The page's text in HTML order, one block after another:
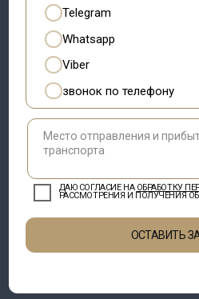
ООО
Свидетельство о
№193749888 от
ДАЮ СОГЛАСИЕ НА
РАССМОТРЕНИЯ И ПОЛУЧЕНИЯ